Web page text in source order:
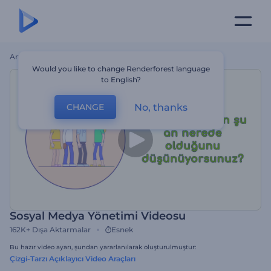
Ana Sayfa
Sosyal Medya Yönetimi Videosu
162K+ Dışa Aktarmalar Esnek
Bu hazır video ayarı, şundan yararlanılarak oluşturulmuştur:
Çizgi-Tarzı Açıklayıcı Video Araçları
Would you like to change Renderforest language
to English?
CHANGE No, thanks